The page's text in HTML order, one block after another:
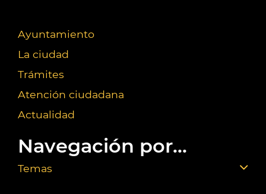
Ayuntamiento
La ciudad
Trámites
Atención ciudadana
Actualidad
Navegación por...
Temas